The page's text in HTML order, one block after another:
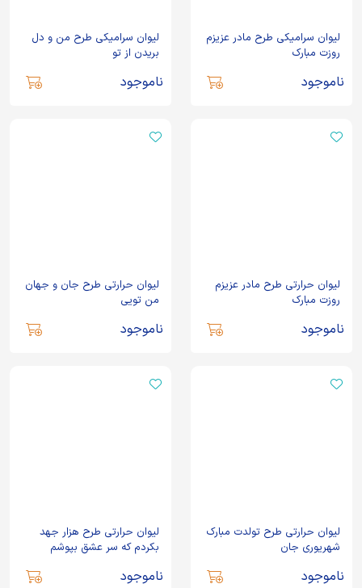
لیوان سرامیکی طرح مادر عزیزم
روزت مبارک
ناموجود
لیوان سرامیکی طرح من و دل
بریدن از تو
ناموجود
لیوان حرارتی طرح مادر عزیزم
روزت مبارک
ناموجود
لیوان حرارتی طرح جان و جهان
من تویی
ناموجود
لیوان حرارتی طرح تولدت مبارک
شهریوری جان
ناموجود
لیوان حرارتی طرح هزار جهد
بکردم که سر عشق بپوشم
ناموجود